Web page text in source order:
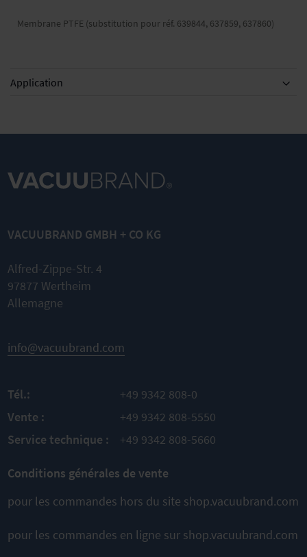
Membrane PTFE (substitution pour réf. 639844, 637859, 637860)
Application
VACUUBRAND GMBH + CO KG
Alfred-Zippe-Str. 4
97877 Wertheim
Allemagne
info@vacuubrand.com
Tél.:
+49 9342 808-0
Vente :
+49 9342 808-5550
Service technique :
+49 9342 808-5660
Conditions générales de vente
pour les commandes hors du site shop.vacuubrand.com
pour les commandes en ligne sur shop.vacuubrand.com